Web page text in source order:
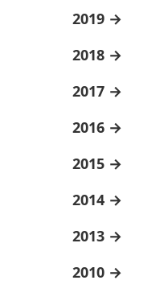
2019
2018
2017
2016
2015
2014
2013
2010